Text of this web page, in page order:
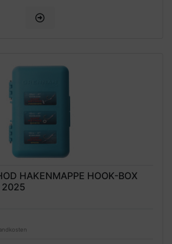
HAKENMAPPE HOOK-BOX
2025